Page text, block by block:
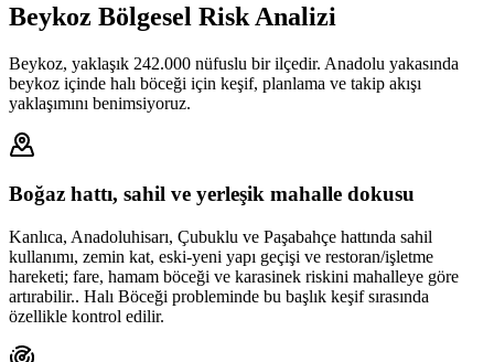
Beykoz Bölgesel Risk Analizi
Beykoz, yaklaşık 242.000 nüfuslu bir ilçedir. Anadolu yakasında
beykoz içinde halı böceği için keşif, planlama ve takip akışı
yaklaşımını benimsiyoruz.
Boğaz hattı, sahil ve yerleşik mahalle dokusu
Kanlıca, Anadoluhisarı, Çubuklu ve Paşabahçe hattında sahil
kullanımı, zemin kat, eski-yeni yapı geçişi ve restoran/işletme
hareketi; fare, hamam böceği ve karasinek riskini mahalleye göre
artırabilir.. Halı Böceği probleminde bu başlık keşif sırasında
özellikle kontrol edilir.